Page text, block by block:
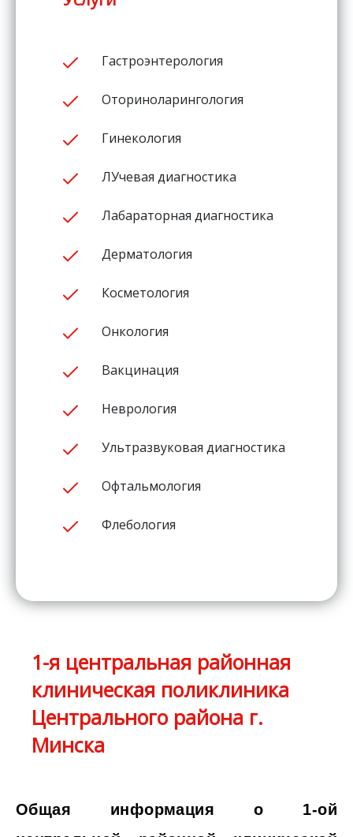
Гастроэнтерология
Оториноларингология
Гинекология
ЛУчевая диагностика
Лабараторная диагностика
Дерматология
Косметология
Онкология
Вакцинация
Неврология
Ультразвуковая диагностика
Офтальмология
Флебология
1-я центральная районная
клиническая поликлиника
Центрального района г.
Минска
Общая информация о 1-ой